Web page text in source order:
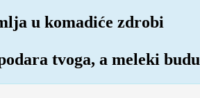
u komadiće zdrobi
tvoga, a meleki